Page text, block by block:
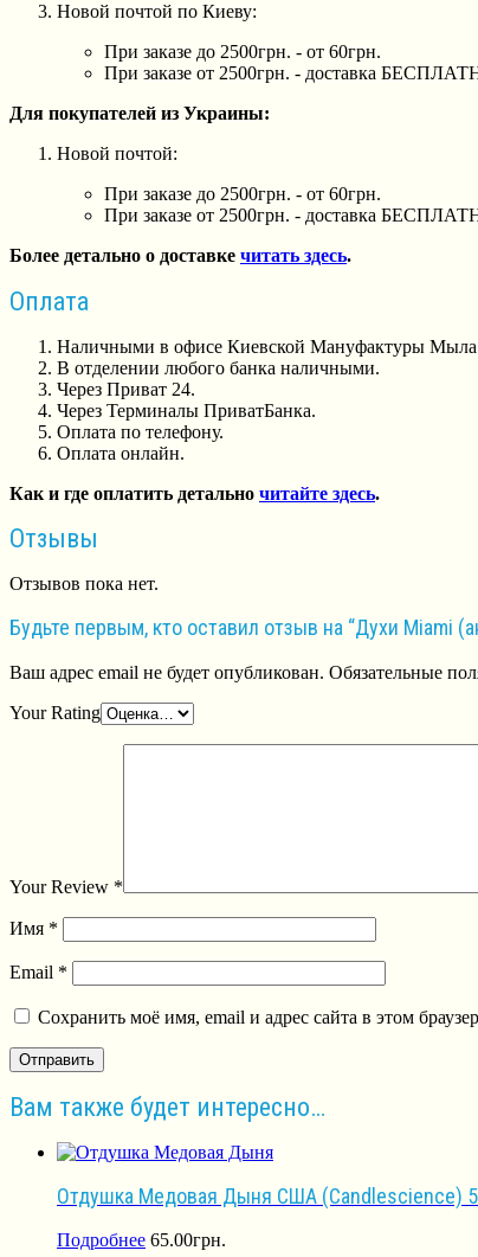
Новой почтой по Киеву:
При заказе до 2500грн. - от 60грн.
При заказе от 2500грн. - доставка
Для покупателей из Украины:
Новой почтой:
При заказе до 2500грн. - от 60грн.
При заказе от 2500грн. - доставка
Более детально о доставке читать здесь.
Оплата
Наличными в офисе Киевской Мануфактуры
В отделении любого банка наличными.
Через Приват 24.
Через Терминалы ПриватБанка.
Оплата по телефону.
Оплата онлайн.
Как и где оплатить детально читайте здесь.
Отзывы
Отзывов пока нет.
Будьте первым, кто оставил отзыв на “Духи Miami
Ваш адрес email не будет опубликован. Обязательные
Your Rating
Your Review *
Имя *
Email *
Сохранить моё имя, email и адрес сайта в этом
Вам также будет интересно…
Отдушка Медовая Дыня США (Сandlescience)
Подробнее 65.00грн.